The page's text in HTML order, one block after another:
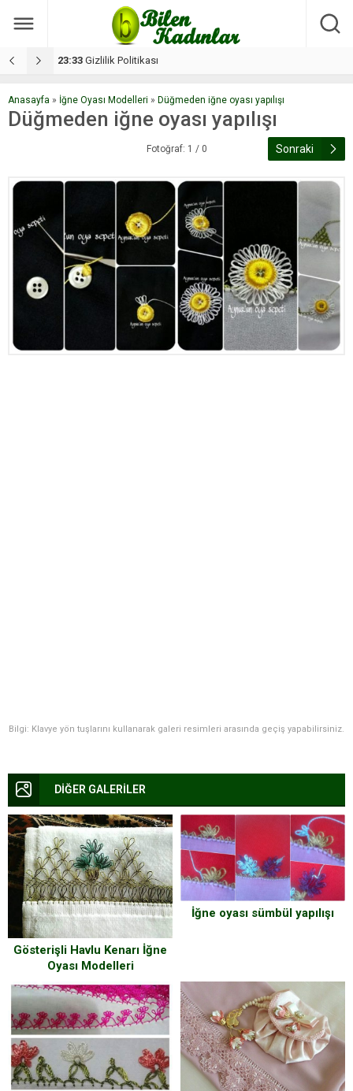
17:08 Dilan, düğününe 5 gün kala hayatını kaybetti
Anasayfa » İğne Oyası Modelleri » Düğmeden iğne oyası yapılışı
Düğmeden iğne oyası yapılışı
Fotoğraf: 1 / 0 Sonraki
Bilgi: Klavye yön tuşlarını kullanarak galeri resimleri arasında geçiş yapabilirsiniz.
DİĞER GALERİLER
Gösterişli Havlu Kenarı İğne
Oyası Modelleri
İğne oyası sümbül yapılışı